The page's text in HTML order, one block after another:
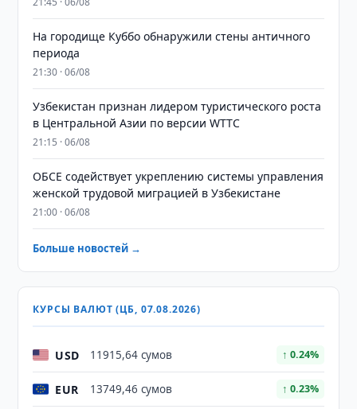
На городище Куббо обнаружили стены античного
периода
21:30 · 06/08
Узбекистан признан лидером туристического роста
в Центральной Азии по версии WTTC
21:15 · 06/08
ОБСЕ содействует укреплению системы управления
женской трудовой миграцией в Узбекистане
21:00 · 06/08
Больше новостей →
КУРСЫ ВАЛЮТ (ЦБ, 07.08.2026)
USD 11915,64 сумов ↑ 0.24%
EUR 13749,46 сумов ↑ 0.23%